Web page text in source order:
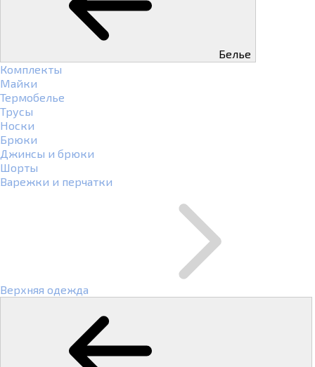
Белье
Комплекты
Майки
Термобелье
Трусы
Носки
Брюки
Джинсы и брюки
Шорты
Варежки и перчатки
Верхняя одежда